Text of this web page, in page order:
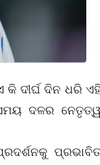
ଦୀର୍ଘ ଦିନ ଧରି
ଦଳର